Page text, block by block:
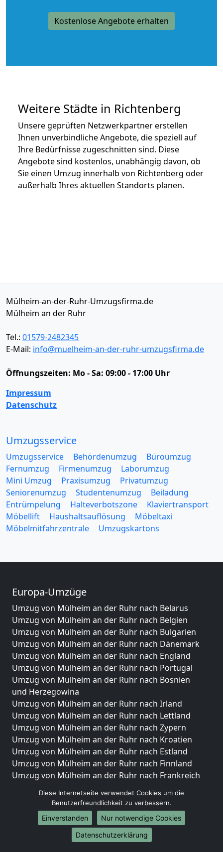
Kostenlose Angebote erhalten
Weitere Städte in Richtenberg
Unsere geprüften Netzwerkpartner erstellen
Ihnen unverbindliche Angebote, die speziell auf
Ihre Bedürfnisse zugeschnitten sind. Diese
Angebote sind kostenlos, unabhängig davon, ob
Sie einen Umzug innerhalb von Richtenberg oder
außerhalb Ihres aktuellen Standorts planen.
Mülheim-an-der-Ruhr-Umzugsfirma.de
Mülheim an der Ruhr
Tel.: 01579-2482345
E-Mail: info@muelheim-an-der-ruhr-umzugsfirma.de
Öffnungszeiten: Mo - Sa: 09:00 - 17:00 Uhr
Impressum
Datenschutz
Umzugsservice
Umzugsservice Behördenumzug
Büroumzug
Fernumzug
Firmenumzug
Laborumzug
Mini Umzug
Praxisumzug
Privatumzug
Seniorenumzug
Studentenumzug
Beiladung
Entrümpelung
Halteverbotszone
Klaviertransport
Möbellift
Haushaltsauflösung
Möbeltaxi
Möbelmitfahrzentrale
Umzugskartons
Europa-Umzüge
Umzug von Mülheim an der Ruhr nach Belarus
Umzug von Mülheim an der Ruhr nach Belgien
Umzug von Mülheim an der Ruhr nach Bulgarien
Umzug von Mülheim an der Ruhr nach Dänemark
Umzug von Mülheim an der Ruhr nach England
Umzug von Mülheim an der Ruhr nach Portugal
Umzug von Mülheim an der Ruhr nach Bosnien
und Herzegowina
Umzug von Mülheim an der Ruhr nach Irland
Umzug von Mülheim an der Ruhr nach Lettland
Umzug von Mülheim an der Ruhr nach Zypern
Umzug von Mülheim an der Ruhr nach Kroatien
Umzug von Mülheim an der Ruhr nach Estland
Umzug von Mülheim an der Ruhr nach Finnland
Umzug von Mülheim an der Ruhr nach Frankreich
Umzug von Mülheim an der Ruhr nach Italien
Umzug von Mülheim an der Ruhr nach Liechtenstein
Umzug von Mülheim an der Ruhr nach Luxemburg
Umzug von Mülheim an der Ruhr nach Niederlande
Diese Internetseite verwendet Cookies um die
Benutzerfreundlichkeit zu verbessern.
Einverstanden
Nur notwendige Cookies
Datenschutzerklärung